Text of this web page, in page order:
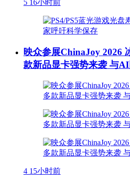
5 16小时前
映众参展ChinaJoy 2026
款新品显卡强势来袭 与
4 15小时前